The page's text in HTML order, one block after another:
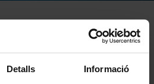
Detalls Informació